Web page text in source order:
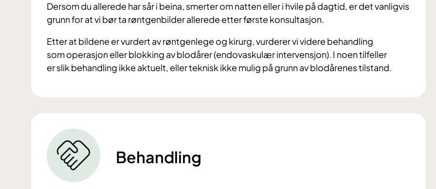
Dersom du allerede har sår i beina, smerter om natten eller i hvile på dagtid, er det vanligvis
grunn for at vi bør ta røntgenbilder allerede etter første konsultasjon.
Etter at bildene er vurdert av røntgenlege og kirurg, vurderer vi videre behandling
som operasjon eller blokking av blodårer (endovaskulær intervensjon). I noen tilfeller
er slik behandling ikke aktuelt, eller teknisk ikke mulig på grunn av blodårenes tilstand.
Behandling